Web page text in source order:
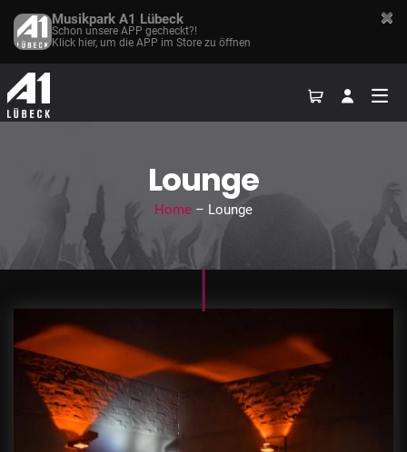
Lounge
Home– Lounge
Musikpark A1 Lübeck
Schon unsere APP gecheckt?!
Klick hier, um die APP im Store zu öffnen